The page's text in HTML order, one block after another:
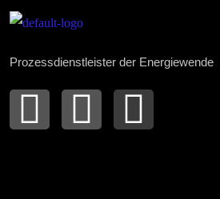
Prozessdienstleister der Energiewende